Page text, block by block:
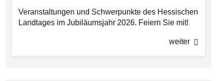
Veranstaltungen und Schwerpunkte des Hessischen
Landtages im Jubiläumsjahr 2026. Feiern Sie mit!
weiter